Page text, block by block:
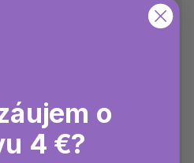
o
4 €?